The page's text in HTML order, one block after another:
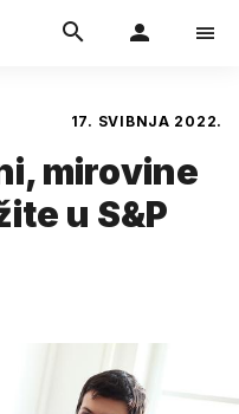
17. SVIBNJA 2022.
mirovine
u S&P